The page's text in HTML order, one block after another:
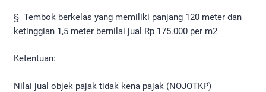
§ Tembok berkelas yang memiliki panjang 120 meter dan
ketinggian 1,5 meter bernilai jual Rp 175.000 per m2
Ketentuan:
Nilai jual objek pajak tidak kena pajak (NOJOTKP)